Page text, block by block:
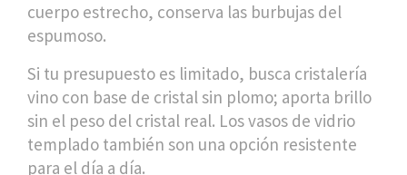
cuerpo estrecho, conserva las burbujas del
espumoso.
Si tu presupuesto es limitado, busca cristalería
vino con base de cristal sin plomo; aporta brillo
sin el peso del cristal real. Los vasos de vidrio
templado también son una opción resistente
para el día a día.